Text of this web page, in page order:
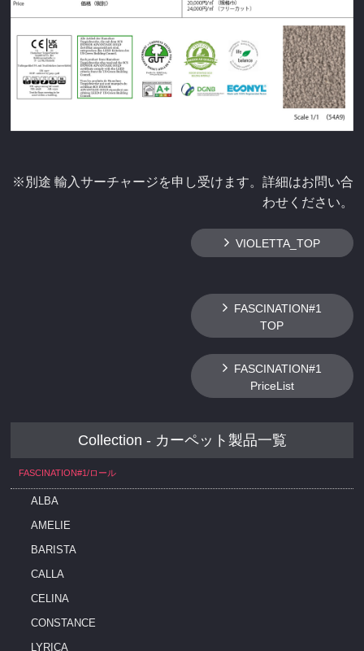
※別途 輸入サーチャージを申し受けます。詳細はお問い合
わせください。
VIOLETTA_TOP
FASCINATION#1
TOP
FASCINATION#1
PriceList
Collection - カーペット製品一覧
FASCINATION#1/ロール
ALBA
AMELIE
BARISTA
CALLA
CELINA
CONSTANCE
LYRICA